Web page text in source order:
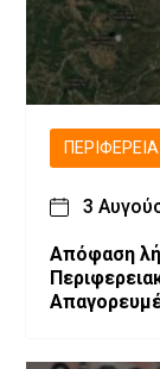
ΠΕΡΙΦΈΡΕΙΑ
3
Απόφαση